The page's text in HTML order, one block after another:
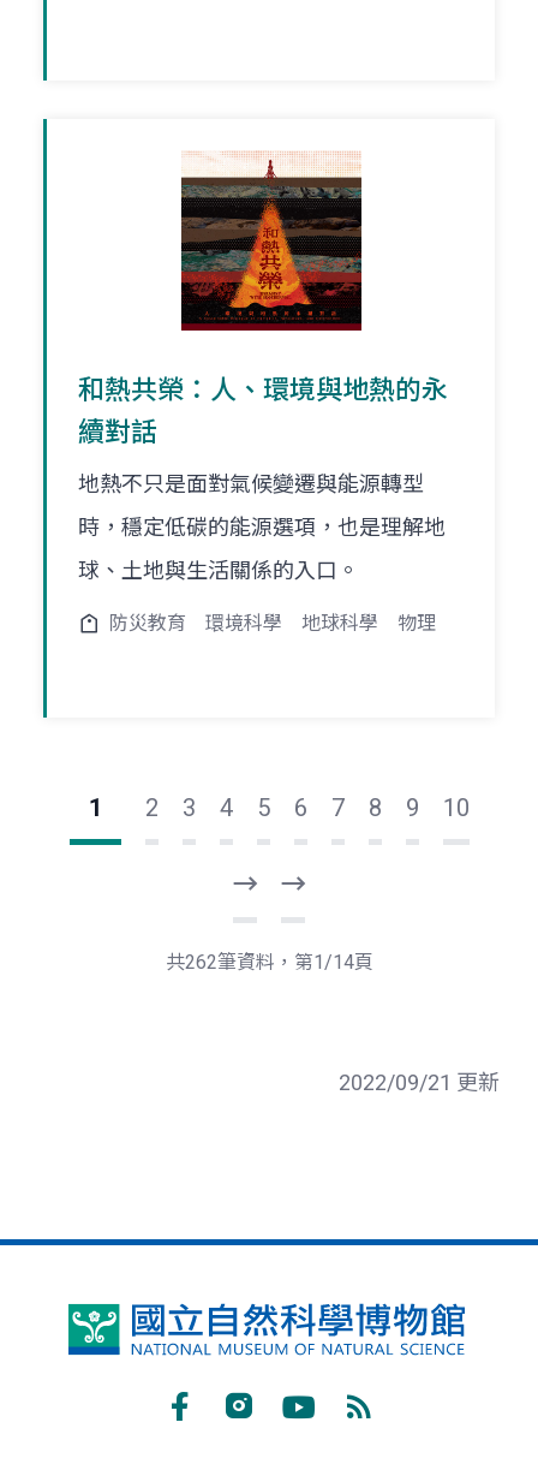
和熱共榮：人、環境與地熱的永
續對話
地熱不只是面對氣候變遷與能源轉型
時，穩定低碳的能源選項，也是理解地
球、土地與生活關係的入口。
防災教育 環境科學 地球科學 物理
1 2 3 4 5 6 7 8 9 10
一
頁
後
一
共262筆資料，第1/14頁
2022/09/21 更新
國